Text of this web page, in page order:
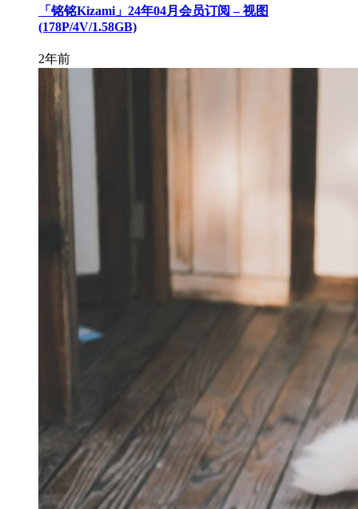
「铭铭Kizami」24年04月会员订阅 – 视图
(178P/4V/1.58GB)
2年前